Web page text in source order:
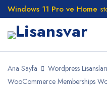
Windows 11 Pro ve Home
Ana Sayfa Wordpress Lisansları
WooCommerce Memberships